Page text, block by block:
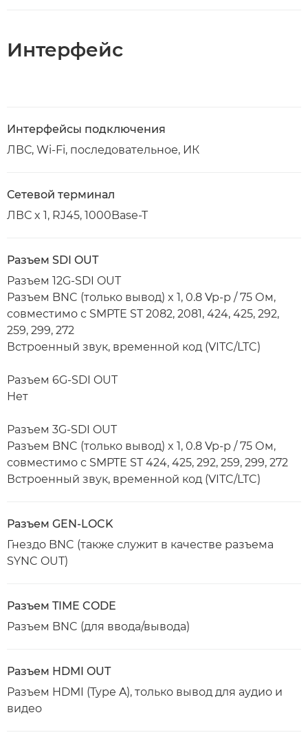
Интерфейс
Интерфейсы подключения
ЛВС, Wi-Fi, последовательное, ИК
Сетевой терминал
ЛВС x 1, RJ45, 1000Base-T
Разъем SDI OUT
Разъем 12G-SDI OUT
Разъем BNC (только вывод) x 1, 0.8 Vp-p / 75 Ом,
совместимо с SMPTE ST 2082, 2081, 424, 425, 292,
259, 299, 272
Встроенный звук, временной код (VITC/LTC)
Разъем 6G-SDI OUT
Нет
Разъем 3G-SDI OUT
Разъем BNC (только вывод) x 1, 0.8 Vp-p / 75 Ом,
совместимо с SMPTE ST 424, 425, 292, 259, 299, 272
Встроенный звук, временной код (VITC/LTC)
Разъем GEN-LOCK
Гнездо BNC (также служит в качестве разъема
SYNC OUT)
Разъем TIME CODE
Разъем BNC (для ввода/вывода)
Разъем HDMI OUT
Разъем HDMI (Type A), только вывод для аудио и
видео